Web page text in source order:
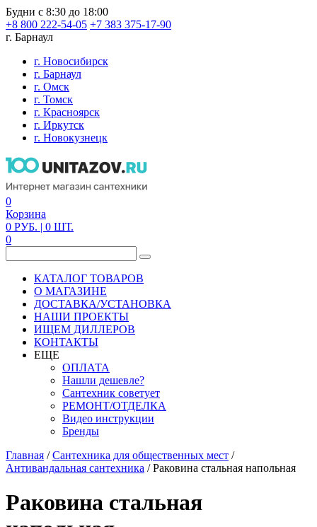
Будни с 8:30 до 18:00
+8 800 222-54-05 +7 383 375-17-90
г. Барнаул
г. Новосибирск
г. Барнаул
г. Омск
г. Томск
г. Красноярск
г. Иркутск
г. Новокузнецк
0
Корзина
0 РУБ. | 0 ШТ.
0
КАТАЛОГ ТОВАРОВ
О МАГАЗИНЕ
ДОСТАВКА/УСТАНОВКА
НАШИ ПРОЕКТЫ
ИЩЕМ ДИЛЛЕРОВ
КОНТАКТЫ
ЕЩЕ
ОПЛАТА
Нашли дешевле?
Сантехник советует
РЕМОНТ/ОТДЕЛКА
Видео инструкции
Бренды
Главная /Сантехника для общественных мест /
Антивандальная сантехника /Раковина стальная напольная
Раковина стальная